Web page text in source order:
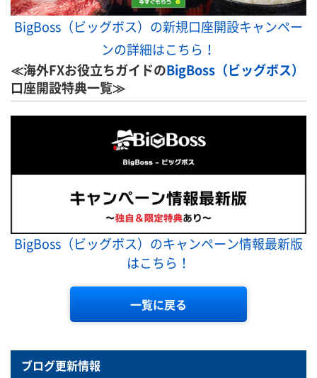
BigBoss（ビッグボス）の新規口座開設キャンペー
ンの詳細はこちら！
≪海外FXお役立ちガイドのBigBoss（ビッグボス）
口座開設特典一覧≫
BigBoss（ビッグボス）のキャンペーン情報最新版
はこちら！
一覧に戻る
ブログ更新情報